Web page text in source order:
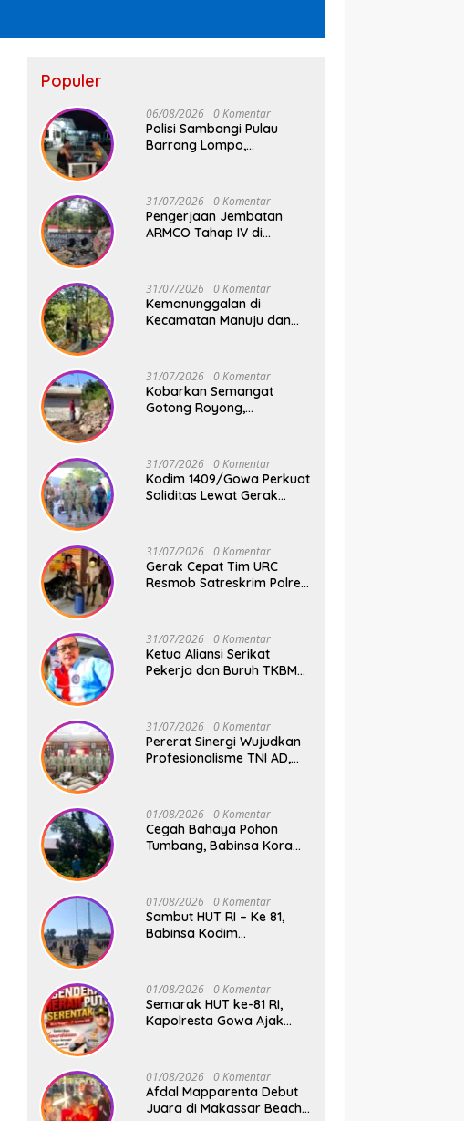
Populer
06/08/2026 0 Komentar
Polisi Sambangi Pulau
Barrang Lompo,
Warga dan Jaga
Kamtibmas
31/07/2026 0 Komentar
Pengerjaan Jembatan
ARMCO Tahap IV di
Desa Mamampang Kini
Punya Akses Baru
31/07/2026 0 Komentar
Kemanunggalan di
Kecamatan Manuju dan
Jembatan Gantung Terus
Digenjot
31/07/2026 0 Komentar
Kobarkan Semangat
Gotong Royong,
Terus Berjalan
31/07/2026 0 Komentar
Kodim 1409/Gowa Perkuat
Soliditas Lewat Gerak
Kodim Gowa
31/07/2026 0 Komentar
Gerak Cepat Tim URC
Resmob Satreskrim Polres
Dongkrak Truk
31/07/2026 0 Komentar
Ketua Aliansi Serikat
Pekerja dan Buruh TKBM
Mogol Nasional
31/07/2026 0 Komentar
Pererat Sinergi Wujudkan
Profesionalisme TNI AD,
Pangdivif 3/Kostrad
01/08/2026 0 Komentar
Cegah Bahaya Pohon
Tumbang, Babinsa Koramil
Bakti Pangkas Ranting
Pohon Bersama Warga
Bonto Baddo
01/08/2026 0 Komentar
Sambut HUT RI – Ke 81,
Babinsa Kodim
Kedisiplinan Calon
Paskibraka Kecamatan
Bontonompo
01/08/2026 0 Komentar
Semarak HUT ke-81 RI,
Kapolresta Gowa Ajak
01/08/2026 0 Komentar
Afdal Mapparenta Debut
Juara di Makassar Beach